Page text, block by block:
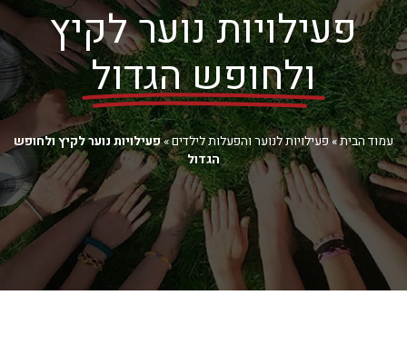
פעילויות נוער לקיץ
ולחופש הגדול
עמוד הבית»פעילויות לנוער והפעלות לילדים»פעילויות נוער לקיץ ולחופש
הגדול